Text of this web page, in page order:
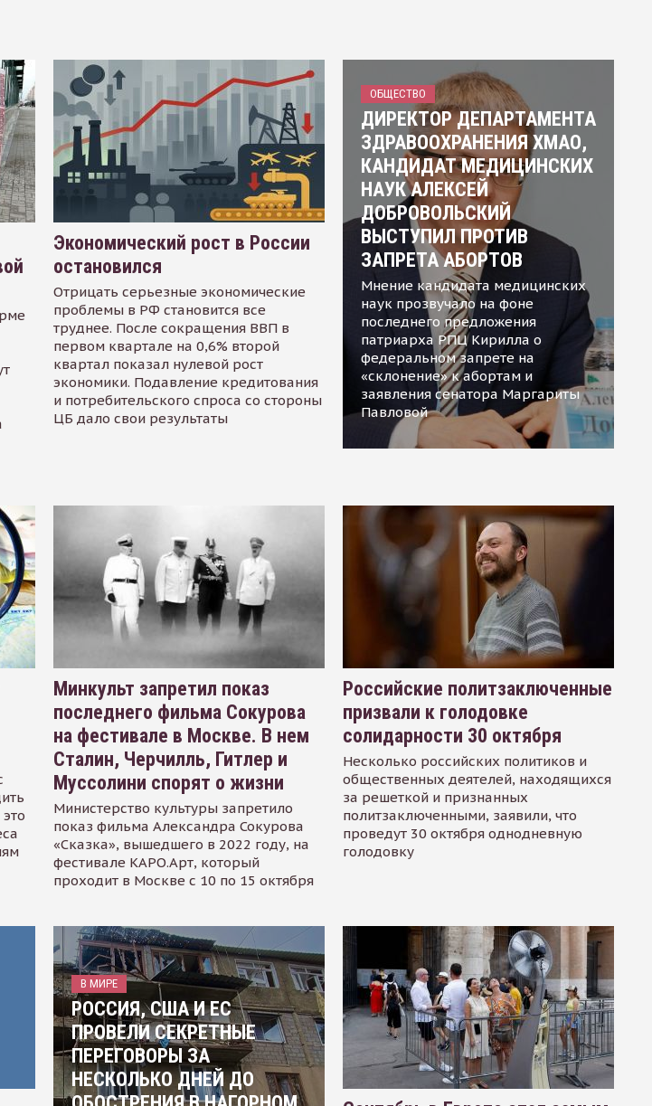
Экономический рост в России
остановился
Отрицать серьезные экономические
проблемы в РФ становится все
труднее. После сокращения ВВП в
первом квартале на 0,6% второй
квартал показал нулевой рост
экономики. Подавление кредитования
и потребительского спроса со стороны
ЦБ дало свои результаты
ОБЩЕСТВО
ДИРЕКТОР ДЕПАРТАМЕНТА
ЗДРАВООХРАНЕНИЯ ХМАО,
КАНДИДАТ МЕДИЦИНСКИХ
НАУК АЛЕКСЕЙ
ДОБРОВОЛЬСКИЙ
ВЫСТУПИЛ ПРОТИВ
ЗАПРЕТА АБОРТОВ
Мнение кандидата медицинских
наук прозвучало на фоне
последнего предложения
патриарха РПЦ Кирилла о
федеральном запрете на
«склонение» к абортам и
заявления сенатора Маргариты
Павловой
Минкульт запретил показ
последнего фильма Сокурова
на фестивале в Москве. В нем
Сталин, Черчилль, Гитлер и
Муссолини спорят о жизни
Министерство культуры запретило
показ фильма Александра Сокурова
«Сказка», вышедшего в 2022 году, на
фестивале КАРО.Арт, который
проходит в Москве с 10 по 15 октября
Российские политзаключенные
призвали к голодовке
солидарности 30 октября
Несколько российских политиков и
общественных деятелей, находящихся
за решеткой и признанных
политзаключенными, заявили, что
проведут 30 октября однодневную
голодовку
В МИРЕ
РОССИЯ, США И ЕС
ПРОВЕЛИ СЕКРЕТНЫЕ
ПЕРЕГОВОРЫ ЗА
НЕСКОЛЬКО ДНЕЙ ДО